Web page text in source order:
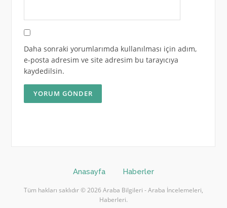
Daha sonraki yorumlarımda kullanılması için adım,
e-posta adresim ve site adresim bu tarayıcıya
kaydedilsin.
Anasayfa Haberler
Tüm hakları saklıdır © 2026 Araba Bilgileri - Araba İncelemeleri,
Haberleri.